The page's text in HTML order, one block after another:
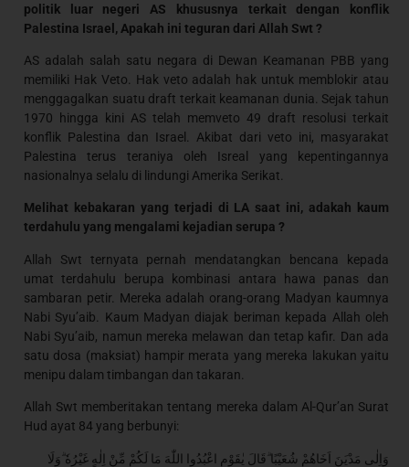
politik luar negeri AS khususnya terkait dengan konflik
Palestina Israel, Apakah ini teguran dari Allah Swt ?
AS adalah salah satu negara di Dewan Keamanan PBB yang
memiliki Hak Veto. Hak veto adalah hak untuk memblokir atau
menggagalkan suatu draft terkait keamanan dunia. Sejak tahun
1970 hingga kini AS telah memveto 49 draft resolusi terkait
konflik Palestina dan Israel. Akibat dari veto ini, masyarakat
Palestina terus teraniya oleh Isreal yang kepentingannya
nasionalnya selalu di lindungi Amerika Serikat.
Melihat kebakaran yang terjadi di LA saat ini, adakah kaum
terdahulu yang mengalami kejadian serupa ?
Allah Swt ternyata pernah mendatangkan bencana kepada
umat terdahulu berupa kombinasi antara hawa panas dan
sambaran petir. Mereka adalah orang-orang Madyan kaumnya
Nabi Syu’aib. Kaum Madyan diajak beriman kepada Allah oleh
Nabi Syu’aib, namun mereka melawan dan tetap kafir. Dan ada
satu dosa (maksiat) hampir merata yang mereka lakukan yaitu
menipu dalam timbangan dan takaran.
Allah Swt memberitakan tentang mereka dalam Al-Qur’an Surat
Hud ayat 84 yang berbunyi:
وَاِلٰى مَدْيَنَ اَخَاهُمْ شُعَيْبًا ۗقَالَ يٰقَوْمِ اعْبُدُوا اللّٰهَ مَا لَكُمْ مِّنْ اِلٰهٍ غَيْرُهٗ ۗوَلَا